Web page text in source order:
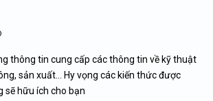
thông tin cung cấp các thông tin về kỹ thuật
sản xuất… Hy vọng các kiến thức được
sẽ hữu ích cho bạn